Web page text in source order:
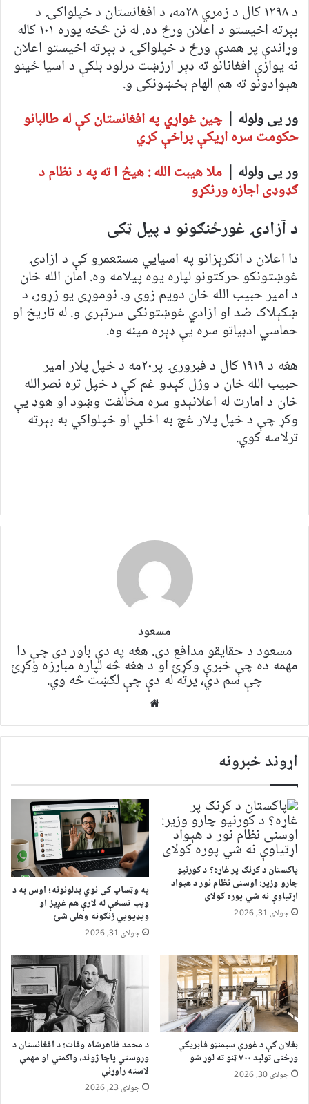
د ۱۲۹۸ کال د زمري ۲۸مه، د افغانستان د خپلواکۍ د
بېرته اخیستو د اعلان ورځ ده. له نن څخه پوره ۱۰۱ کاله
وړاندې پر همدې ورځ د خپلواکۍ د بېرته اخیستو اعلان
نه یوازې افغانانو ته ډېر ارزښت درلود بلکې د اسیا ځینو
هېوادونو ته هم الهام بخښونکی و.
ور یی ولوله |چین غواړي په افغانستان کې له طالبانو
حکومت سره اړیکې پراخې کړي
ور یی ولوله | ملا هیبت الله : هیڅ ا ته په د نظام د
ګډوډی اجازه ورنکړو
د آزادۍ غورځنګونو د پیل ټکی
دا اعلان د انګرېزانو په اسیايي مستعمرو کې د ازادۍ
غوښتونکو حرکتونو لپاره یوه پیلامه وه. امان الله خان
د امیر حبیب الله خان دویم زوی و. نوموړی یو زړور، د
ښکېلاک ضد او ازادي غوښتونکی سرتېری و. له تاریخ او
حماسي ادبیاتو سره یې ډېره مینه وه.
هغه د ۱۹۱۹ کال د فبرورۍ پر۲۰مه د خپل پلار امیر
حبیب الله خان د وژل کېدو غم کې د خپل تره نصرالله
خان د امارت له اعلانېدو سره مخالفت وښود او هوډ یې
وکړ چې د خپل پلار غچ به اخلي او خپلواکي به بېرته
ترلاسه کوي.
مسعود
مسعود د حقایقو مدافع دی. هغه په ​​​​دې باور دی چې دا
مهمه ده چې خبرې وکړئ او د هغه څه لپاره مبارزه وکړئ
چې سم دي، پرته له دې چې لګښت څه وي.
اړوند خبرونه
پاکستان د کړنګ پر غاړه؟ د کورنیو
چارو وزیر: اوسنی نظام نور د هېواد
اړتیاوې نه شي پوره کولای
جولای 31, 2026
په وټساپ کې نوي بدلونونه؛ اوس به د
ویب نسخې له لارې هم غږیز او
ویډیويي زنګونه وهلی شئ
جولای 31, 2026
بغلان کې د غوري سیمنټو فابریکې
ورځنی تولید ۷۰۰ ټنو ته لوړ شو
جولای 30, 2026
د محمد ظاهرشاه وفات؛ د افغانستان د
وروستي پاچا ژوند، واکمني او مهمې
لاسته راوړنې
جولای 23, 2026